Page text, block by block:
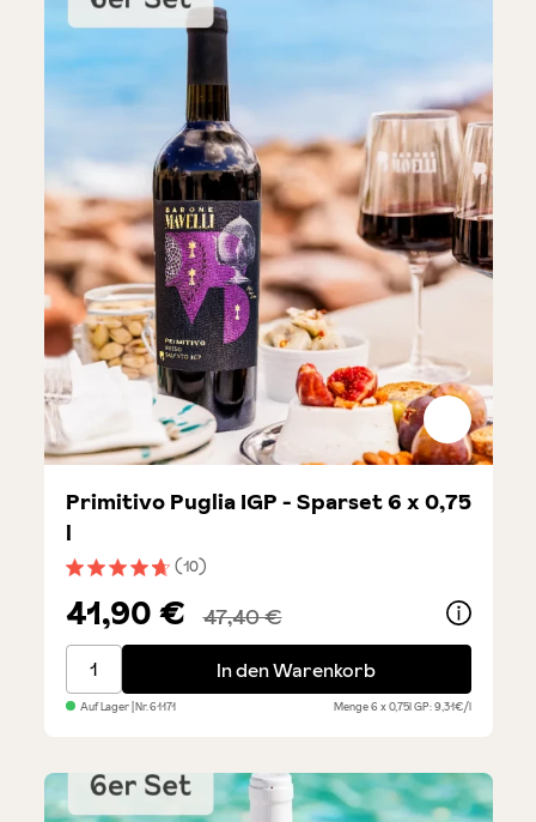
Durchschnittliche Bewertung von 4.7 von 5 Sternen
(10)
Primitivo Puglia IGP - Sparset 6 x 0,75
l
41,90 € 47,40 €
Primitivo Puglia IGP - Sparset 6 x 0,75 l
In den Warenkorb
Auf Lager| Nr.61171 Menge6 x 0,75lGP: 9,31€/l